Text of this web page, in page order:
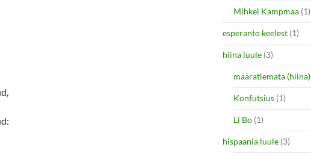
Mihkel Kampmaa (1)
esperanto keelest (1)
hiina luule (3)
määratlemata (hiina)
Konfutsius (1)
Li Bo (1)
hispaania luule (3)